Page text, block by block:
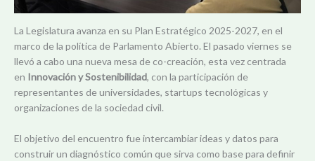
La Legislatura avanza en su Plan Estratégico 2025-2027, en el
marco de la política de Parlamento Abierto. El pasado viernes se
llevó a cabo una nueva mesa de co-creación, esta vez centrada
en Innovación y Sostenibilidad, con la participación de
representantes de universidades, startups tecnológicas y
organizaciones de la sociedad civil.
El objetivo del encuentro fue intercambiar ideas y datos para
construir un diagnóstico común que sirva como base para definir